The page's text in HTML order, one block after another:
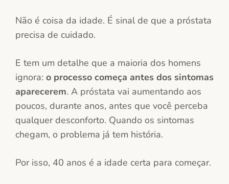
Não é coisa da idade. É sinal de que a próstata
precisa de cuidado.
E tem um detalhe que a maioria dos homens
ignora: o processo começa antes dos sintomas
aparecerem. A próstata vai aumentando aos
poucos, durante anos, antes que você perceba
qualquer desconforto. Quando os sintomas
chegam, o problema já tem história.
Por isso, 40 anos é a idade certa para começar.